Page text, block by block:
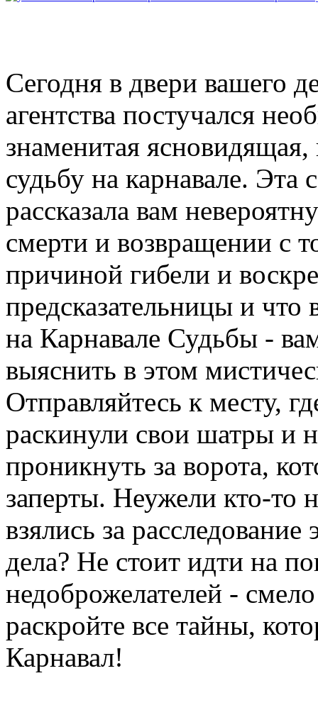
Сегодня в двери вашего
агентства постучался
знаменитая
судьбу на карнавале. Эта
рассказала вам
смерти и возвращении с
причиной гибели и
предсказательницы и
на Карнавале Судьбы -
выяснить в этом
Отправляйтесь к месту,
раскинули свои шатры и
проникнуть за ворота,
заперты. Неужели кто-то
взялись за расследование
дела? Не стоит идти на
недоброжелателей -
раскройте все тайны,
Карнавал!